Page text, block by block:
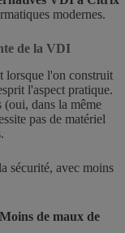
modernes.
de la VDI
lorsque l'on construit
l'aspect pratique.
dans la même
pas de matériel
sécurité, avec moins
de maux de